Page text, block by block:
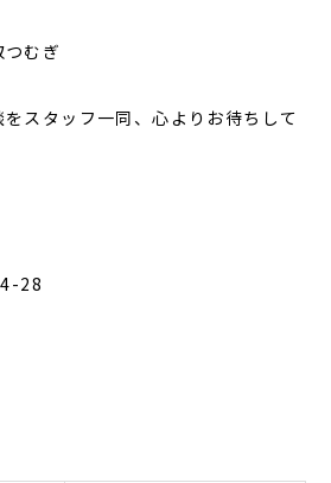
むぎ
スタッフ一同、心よりお待ちして
28